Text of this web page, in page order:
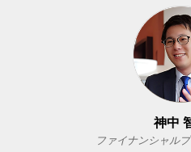
神中
ファイナンシャル